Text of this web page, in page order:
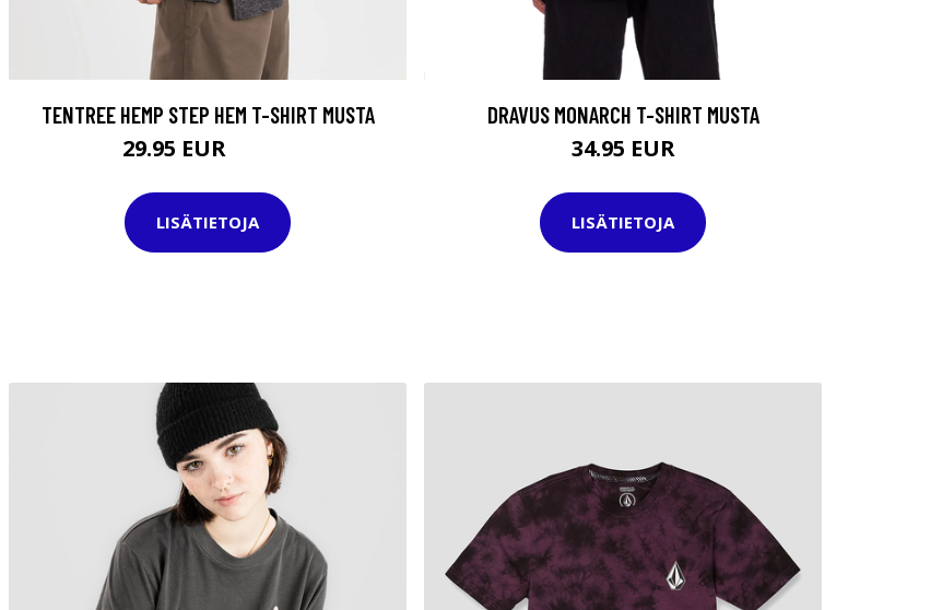
TENTREE HEMP STEP HEM T-SHIRT MUSTA
29.95 EUR
LISÄTIETOJA
DRAVUS MONARCH T-SHIRT MUSTA
34.95 EUR
LISÄTIETOJA